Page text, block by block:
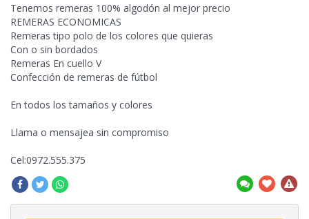
Tenemos remeras 100% algodón al mejor precio
REMERAS ECONOMICAS
Remeras tipo polo de los colores que quieras
Con o sin bordados
Remeras En cuello V
Confección de remeras de fútbol
En todos los tamaños y colores
Llama o mensajea sin compromiso
Cel:0972.555.375